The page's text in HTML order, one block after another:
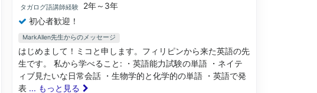
タガログ語講師経験
2年～3年
初心者歓迎！
MarkAllen先生からのメッセージ
はじめまして！ミコと申します。フィリピンから来た英語の先
生です。 私から学べること: ・英語能力試験の単語 ・ネイテ
ィブ見たいな日常会話 ・生物学的と化学的の単語 ・英語で発
表 ... もっと見る